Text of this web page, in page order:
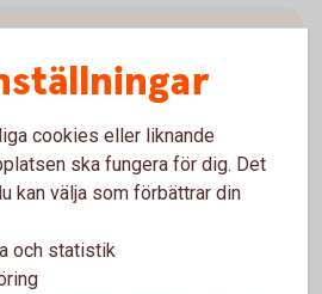
i LO eller SACO kan låna
ditt lån och slippa
dig som är LO-medlem 10
ordinarie ränta för nya Sollån.
cookies eller liknande
ska fungera för dig. Det
kan välja som förbättrar din
och statistik